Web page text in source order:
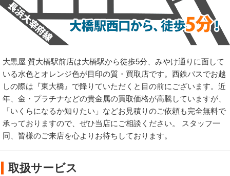
大黒屋 質大橋駅前店は大橋駅から徒歩5分、みやけ通りに面して
いる水色とオレンジ色が目印の質・買取店です。西鉄バスでお越
しの際は『東大橋』で降りていただくと目の前にございます。近
年、金・プラチナなどの貴金属の買取価格が高騰していますが、
「いくらになるか知りたい」などお見積りのご依頼も完全無料で
承っておりますので、ぜひ当店にご相談ください。 スタッフ一
同、皆様のご来店を心よりお待ちしております。
取扱サービス